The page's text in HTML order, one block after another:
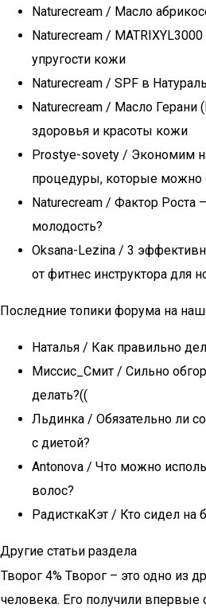
Naturecream / Масло
Naturecream /
упругости кожи
Naturecream / SPF в
Naturecream / Масло Герани
здоровья и красоты кожи
Prostye-sovety / Экономим
процедуры, которые можно
Naturecream / Фактор Роста
молодость?
Oksana-Lezina / 3
от фитнес инструктора для
Последние топики форума на
Наталья / Как правильно
Миссис_Смит / Сильно
делать?((
Льдинка / Обязательно ли
с диетой?
Antonova / Что можно
волос?
РадисткаКэт / Кто сидел на
Другие статьи раздела
Творог 4% Творог – это одно из
человека. Его получили впервые